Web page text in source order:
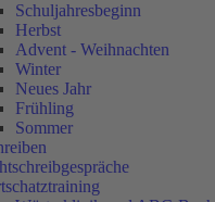
Schuljahresbeginn
Herbst
Advent - Weihnachten
Winter
Neues Jahr
Frühling
Sommer